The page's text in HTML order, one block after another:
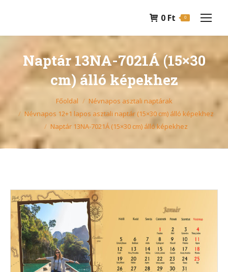
0 Ft 0
Naptár 13NA-7021Á (15×30
cm) álló képekhez
You are here:Főoldal
Névnapos asztali naptárak
Névnapos 12+1 lapos asztali naptár (15×30 cm) álló képekhez
Naptár 13NA-7021Á (15×30 cm) álló képekhez